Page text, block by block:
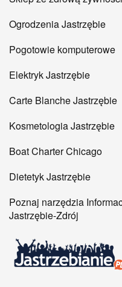
Ogrodzenia Jastrzębie
Pogotowie komputerowe
Elektryk Jastrzębie
Carte Blanche Jastrzębie
Kosmetologia Jastrzębie
Boat Charter Chicago
Dietetyk Jastrzębie
Poznaj narzędzia
Jastrzębie-Zdrój